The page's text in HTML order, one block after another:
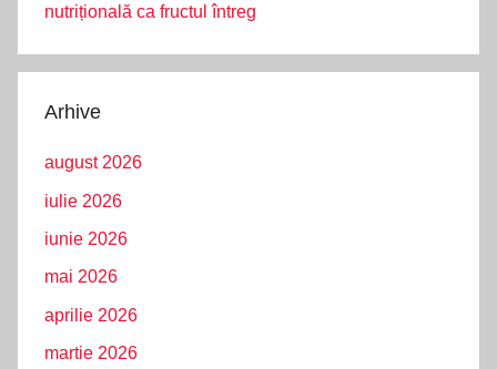
nutrițională ca fructul întreg
Arhive
august 2026
iulie 2026
iunie 2026
mai 2026
aprilie 2026
martie 2026